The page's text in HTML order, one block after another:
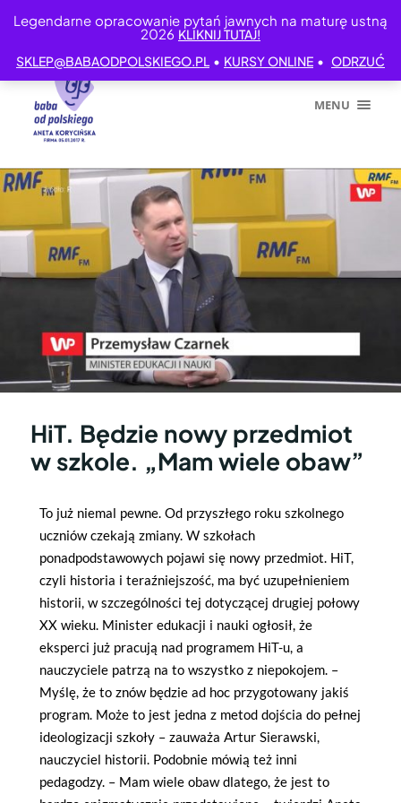
Legendarne opracowanie pytań jawnych na maturę ustną
2026 KLIKNIJ TUTAJ!
SKLEP@BABAODPOLSKIEGO.PL • KURSY ONLINE • ODRZUĆ
MENU
HiT. Będzie nowy przedmiot
w szkole. „Mam wiele obaw”
To już niemal pewne. Od przyszłego roku szkolnego
uczniów czekają zmiany. W szkołach
ponadpodstawowych pojawi się nowy przedmiot. HiT,
czyli historia i teraźniejszość, ma być uzupełnieniem
historii, w szczególności tej dotyczącej drugiej połowy
XX wieku. Minister edukacji i nauki ogłosił, że
eksperci już pracują nad programem HiT-u, a
nauczyciele patrzą na to wszystko z niepokojem. –
Myślę, że to znów będzie ad hoc przygotowany jakiś
program. Może to jest jedna z metod dojścia do pełnej
ideologizacji szkoły – zauważa Artur Sierawski,
nauczyciel historii. Podobnie mówią też inni
pedagodzy. – Mam wiele obaw dlatego, że jest to